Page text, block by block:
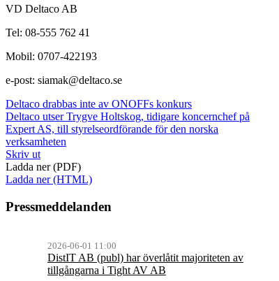
VD Deltaco AB
Tel: 08-555 762 41
Mobil: 0707-422193
e-post: siamak@deltaco.se
Deltaco drabbas inte av ONOFFs konkurs
Deltaco utser Trygve Holtskog, tidigare koncernchef på
Expert AS, till styrelseordförande för den norska
verksamheten
Skriv ut
Ladda ner (PDF)
Ladda ner (HTML)
Pressmeddelanden
2026-06-01 11:00
DistIT AB (publ) har överlåtit majoriteten av
tillgångarna i Tight AV AB